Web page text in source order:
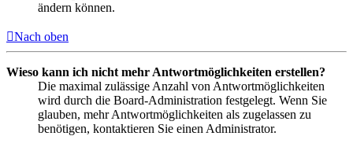
ändern können.
Nach oben
Wieso kann ich nicht mehr Antwortmöglichkeiten erstellen?
Die maximal zulässige Anzahl von Antwortmöglichkeiten
wird durch die Board-Administration festgelegt. Wenn Sie
glauben, mehr Antwortmöglichkeiten als zugelassen zu
benötigen, kontaktieren Sie einen Administrator.